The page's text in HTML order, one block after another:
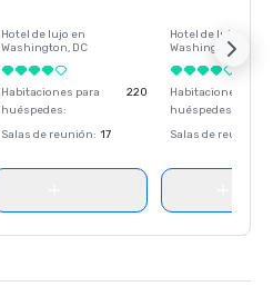
Hotel de lujo en
Washington, DC
Habitaciones para
huéspedes:
220
Salas de reunión: 17
Hotel de lujo en
Washington
Habitaciones para
huéspedes
Salas de reunión